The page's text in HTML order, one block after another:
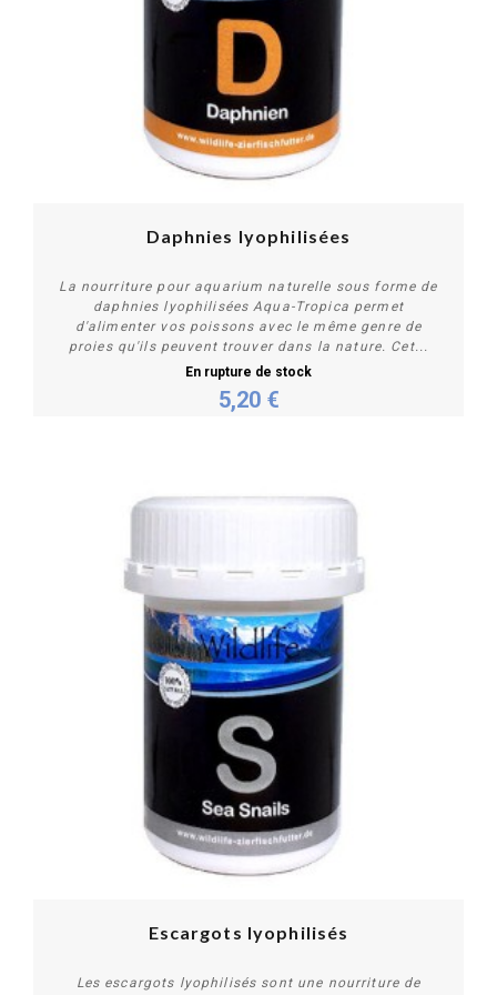
Plus de détails
Daphnies lyophilisées
La nourriture pour aquarium naturelle sous forme de
daphnies lyophilisées Aqua-Tropica permet
d'alimenter vos poissons avec le même genre de
proies qu'ils peuvent trouver dans la nature. Cet...
En rupture de stock
5,20 €
Escargots lyophilisés
Les escargots lyophilisés sont une nourriture de